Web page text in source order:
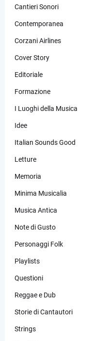
Cantieri Sonori
Contemporanea
Corzani Airlines
Cover Story
Editoriale
Formazione
I Luoghi della Musica
Idee
Italian Sounds Good
Letture
Memoria
Minima Musicalia
Musica Antica
Note di Gusto
Personaggi Folk
Playlists
Questioni
Reggae e Dub
Storie di Cantautori
Strings